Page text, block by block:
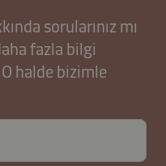
sorularınız mı
fazla bilgi
halde bizimle